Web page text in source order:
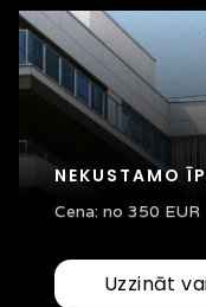
NEKUSTAMO
Cena: no 350 EUR
Uzzināt